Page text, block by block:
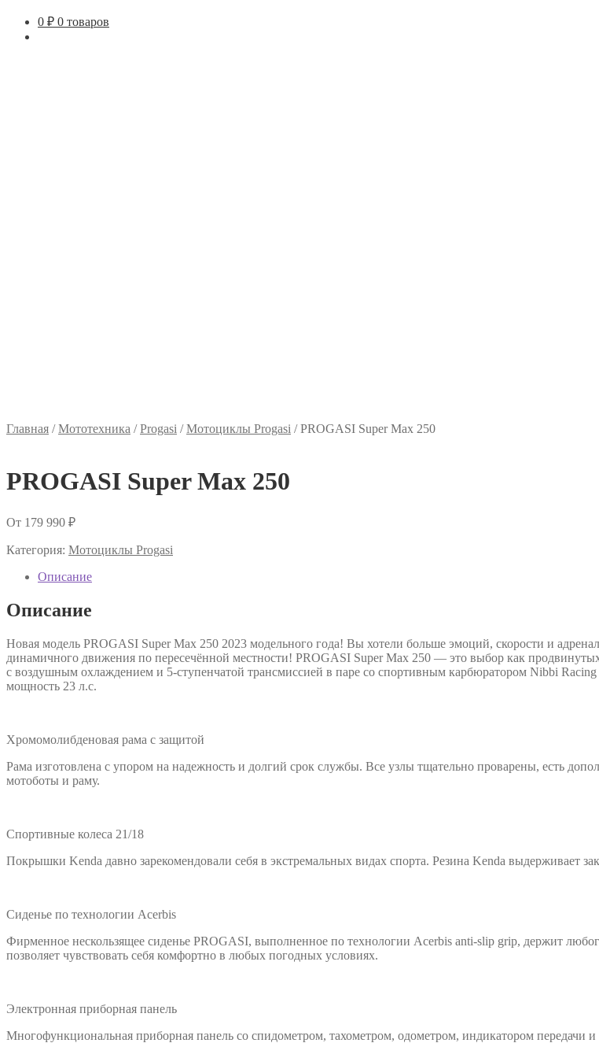
0 ₽ 0 товаров
Главная /Мототехника /Progasi /Мотоциклы Progasi /PROGASI Super Max 250
PROGASI Super Max 250
От 179 990 ₽
Категория: Мотоциклы Progasi
Описание
Описание
Новая модель PROGASI Super Max 250 2023 модельного года! Вы хотели больше эмоций, скорости и
динамичного движения по пересечённой местности! PROGASI Super Max 250 — это выбор как
с воздушным охлаждением и 5-ступенчатой трансмиссией в паре со спортивным карбюратором Nibbi
мощность 23 л.с.
Хромомолибденовая рама с защитой
Рама изготовлена с упором на надежность и долгий срок службы. Все узлы тщательно проварены, есть
мотоботы и раму.
Спортивные колеса 21/18
Покрышки Kenda давно зарекомендовали себя в экстремальных видах спорта. Резина Kenda выдерживает
Сиденье по технологии Acerbis
Фирменное нескользящее сиденье PROGASI, выполненное по технологии Acerbis anti-slip grip, держит
позволяет чувствовать себя комфортно в любых погодных условиях.
Электронная приборная панель
Многофункциональная приборная панель со спидометром, тахометром, одометром, индикатором передачи и